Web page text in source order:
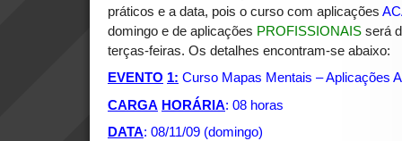
práticos e a data, pois o curso com aplicações
domingo e de aplicações PROFISSIONAIS será
terças-feiras. Os detalhes encontram-se abaixo:
EVENTO 1: Curso Mapas Mentais – Aplicações
CARGA HORÁRIA: 08 horas
DATA: 08/11/09 (domingo)